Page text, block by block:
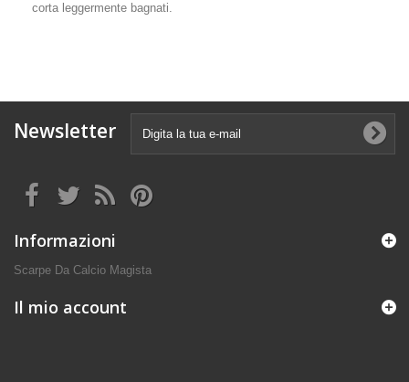
corta leggermente bagnati.
Newsletter
Informazioni
Scarpe Da Calcio Magista
Il mio account